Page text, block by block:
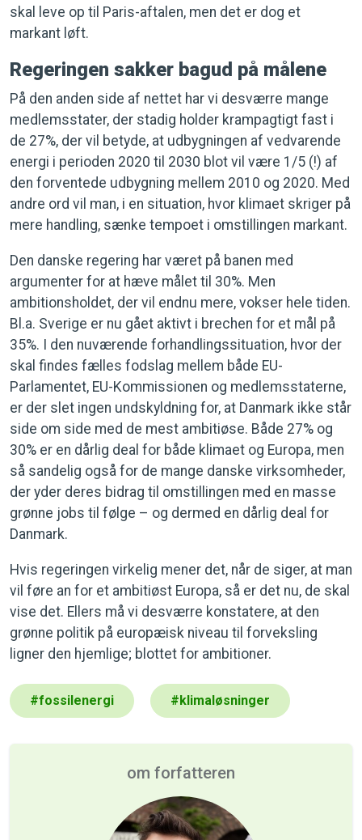
skal leve op til Paris-aftalen, men det er dog et
markant løft.
Regeringen sakker bagud på målene
På den anden side af nettet har vi desværre mange
medlemsstater, der stadig holder krampagtigt fast i
de 27%, der vil betyde, at udbygningen af vedvarende
energi i perioden 2020 til 2030 blot vil være 1/5 (!) af
den forventede udbygning mellem 2010 og 2020. Med
andre ord vil man, i en situation, hvor klimaet skriger på
mere handling, sænke tempoet i omstillingen markant.
Den danske regering har været på banen med
argumenter for at hæve målet til 30%. Men
ambitionsholdet, der vil endnu mere, vokser hele tiden.
Bl.a. Sverige er nu gået aktivt i brechen for et mål på
35%. I den nuværende forhandlingssituation, hvor der
skal findes fælles fodslag mellem både EU-
Parlamentet, EU-Kommissionen og medlemsstaterne,
er der slet ingen undskyldning for, at Danmark ikke står
side om side med de mest ambitiøse. Både 27% og
30% er en dårlig deal for både klimaet og Europa, men
så sandelig også for de mange danske virksomheder,
der yder deres bidrag til omstillingen med en masse
grønne jobs til følge – og dermed en dårlig deal for
Danmark.
Hvis regeringen virkelig mener det, når de siger, at man
vil føre an for et ambitiøst Europa, så er det nu, de skal
vise det. Ellers må vi desværre konstatere, at den
grønne politik på europæisk niveau til forveksling
ligner den hjemlige; blottet for ambitioner.
#fossilenergi #klimaløsninger
om forfatteren